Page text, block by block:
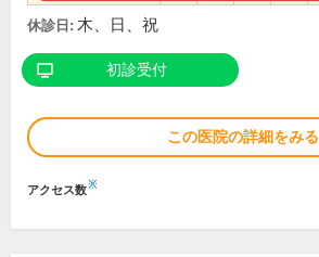
休診日: 木、日、祝
初診受付
この医院の詳細をみる
アクセス数※